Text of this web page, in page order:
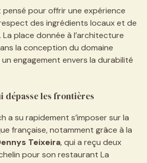
pour offrir une expérience
des ingrédients locaux et de
La place donnée à l’architecture
la conception du domaine
engagement envers la durabilité
dépasse les frontières
a su rapidement s’imposer sur la
française, notamment grâce à la
Teixeira, qui a reçu deux
pour son restaurant La